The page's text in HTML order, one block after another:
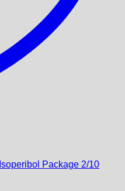
Package 2/10